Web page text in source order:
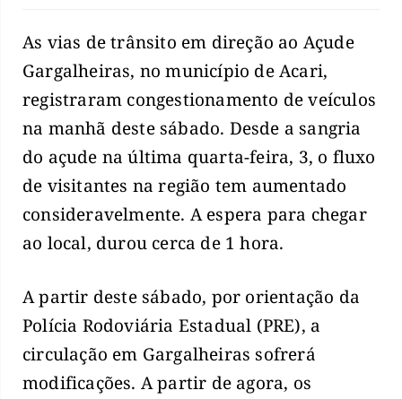
As vias de trânsito em direção ao Açude
Gargalheiras, no município de Acari,
registraram congestionamento de veículos
na manhã deste sábado. Desde a sangria
do açude na última quarta-feira, 3, o fluxo
de visitantes na região tem aumentado
consideravelmente. A espera para chegar
ao local, durou cerca de 1 hora.
A partir deste sábado, por orientação da
Polícia Rodoviária Estadual (PRE), a
circulação em Gargalheiras sofrerá
modificações. A partir de agora, os